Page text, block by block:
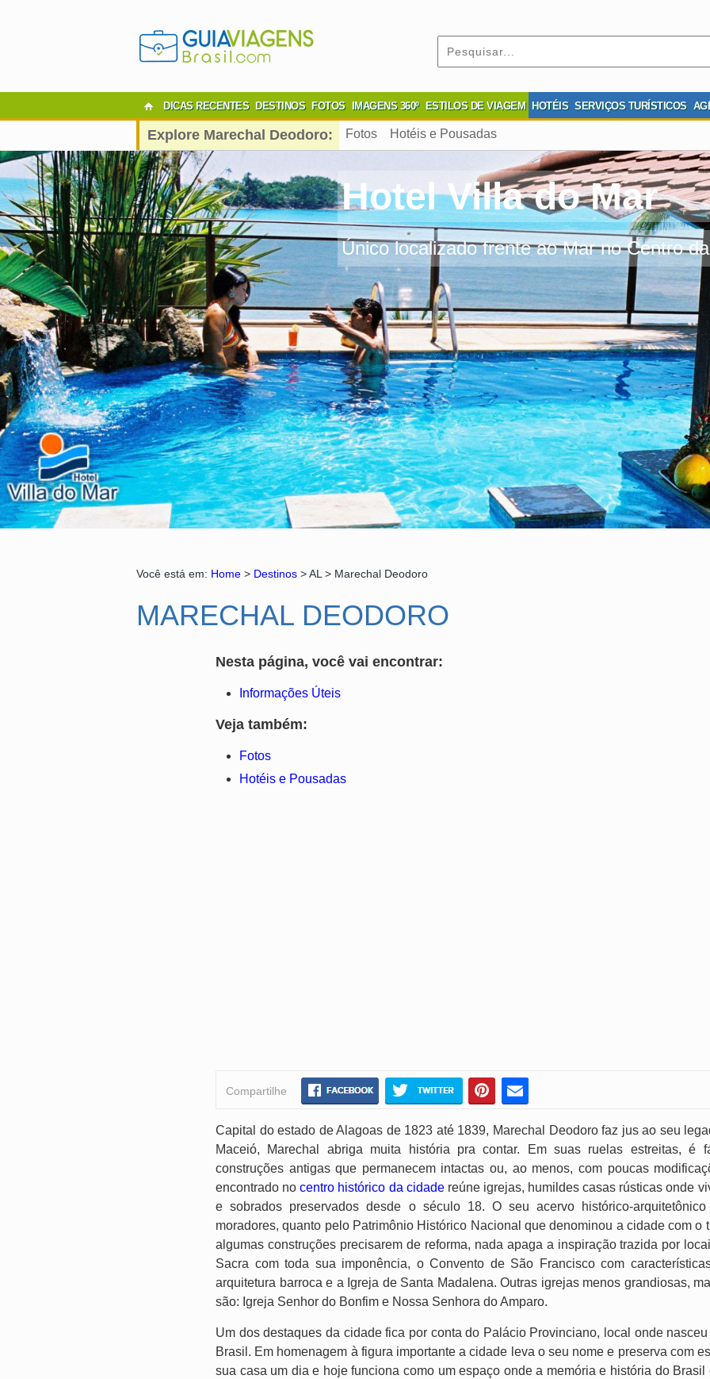
DICAS RECENTES DESTINOS FOTOS IMAGENS 360º ESTILOS DE VIAGEM HOTÉIS SERVIÇOS TURÍSTICOS
Explore Marechal Deodoro: Fotos Hotéis e Pousadas
Hotel Villa do Mar
Único localizado frente ao Mar no Centro
Você está em: Home > Destinos > AL > Marechal Deodoro
MARECHAL DEODORO
Nesta página, você vai encontrar:
Informações Úteis
Veja também:
Fotos
Hotéis e Pousadas
Compartilhe
Capital do estado de Alagoas de 1823 até 1839, Marechal Deodoro faz jus ao seu
Maceió, Marechal abriga muita história pra contar. Em suas ruelas estreitas, é
construções antigas que permanecem intactas ou, ao menos, com poucas
encontrado nocentro histórico da cidadereúne igrejas, humildes casas rústicas onde
e sobrados preservados desde o século 18. O seu acervo histórico-
moradores, quanto pelo Patrimônio Histórico Nacional que denominou a cidade com o
algumas construções precisarem de reforma, nada apaga a inspiração trazida por
Sacra com toda sua imponência, o Convento de São Francisco com
arquitetura barroca e a Igreja de Santa Madalena. Outras igrejas menos grandiosas,
são: Igreja Senhor do Bonfim e Nossa Senhora do Amparo.
Um dos destaques da cidade fica por conta do Palácio Provinciano, local onde
Brasil. Em homenagem à figura importante a cidade leva o seu nome e preserva com
sua casa um dia e hoje funciona como um espaço onde a memória e história do